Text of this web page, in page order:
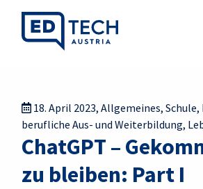
18. April 2023, Allgemeines, Schule,
berufliche Aus- und Weiterbildung,
ChatGPT –
zu bleiben: Part I